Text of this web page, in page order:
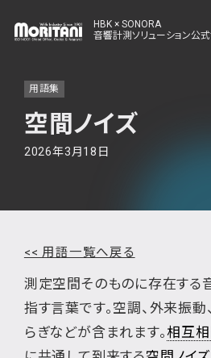
HBK × SONORA
音響計測ソリューション公式
用語集
空間ノイズ
2026年3月18日
<< 用語一覧へ戻る
測定空間そのものに存在する
指す言葉です。空調、外来振動、
らぎなどが含まれます。 相互